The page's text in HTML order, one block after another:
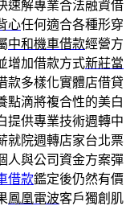
速解專業合法融資借
心任何適合各種形穿
中和機車借款經營方
增加借款方式新莊當
款多樣化實體店借貸
點滴將複合性的美白
提供專業技術週轉中
就院週轉店家台北票
人與公司資金方案彈
借款鑑定後仍然有價
鳳凰電波客戶獨創肌